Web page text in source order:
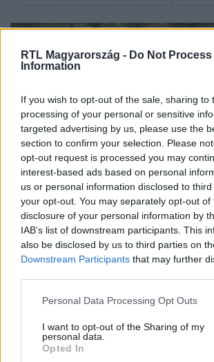
RTL Magyarország - Do Not
Information
If you wish to opt-out of the sale, sharing to
processing of your personal or sensitive
targeted advertising by us, please use the
section to confirm your selection. Please
opt-out request is processed you may
interest-based ads based on personal
us or personal information disclosed to
your opt-out. You may separately opt-out of
disclosure of your personal information by
IAB’s list of downstream participants. This
also be disclosed by us to third parties on
Downstream Participants that may further
Please note that this website/app uses one
not limited to your visit or usage behaviour.
grant or deny consent to Google and its
use your data for below specified purposes
Personal Data Processing Opt Outs
I want to opt-out of the Sharing of my
personal data.
Opted In
Külföld
2023. október 5. 11:03
Drámai videó: a járókelők fogták el
menekülő tolvajokat
Az eset az Egyesült Királyságban